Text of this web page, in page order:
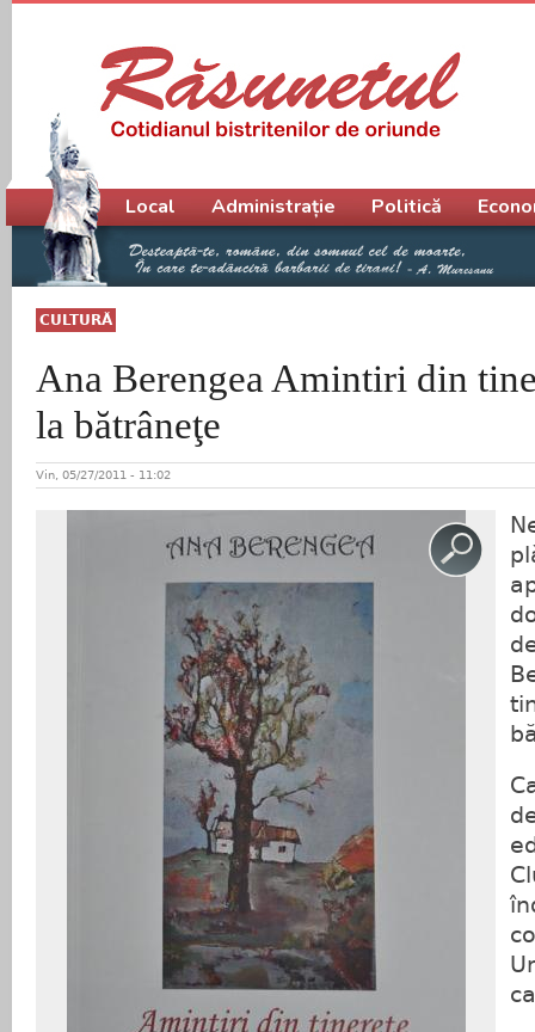
CULTURĂ
Ana Berengea Amintiri din
la bătrâneţe
Vin, 05/27/2011 - 11:02
Meniu principal
Local Administrație Politică